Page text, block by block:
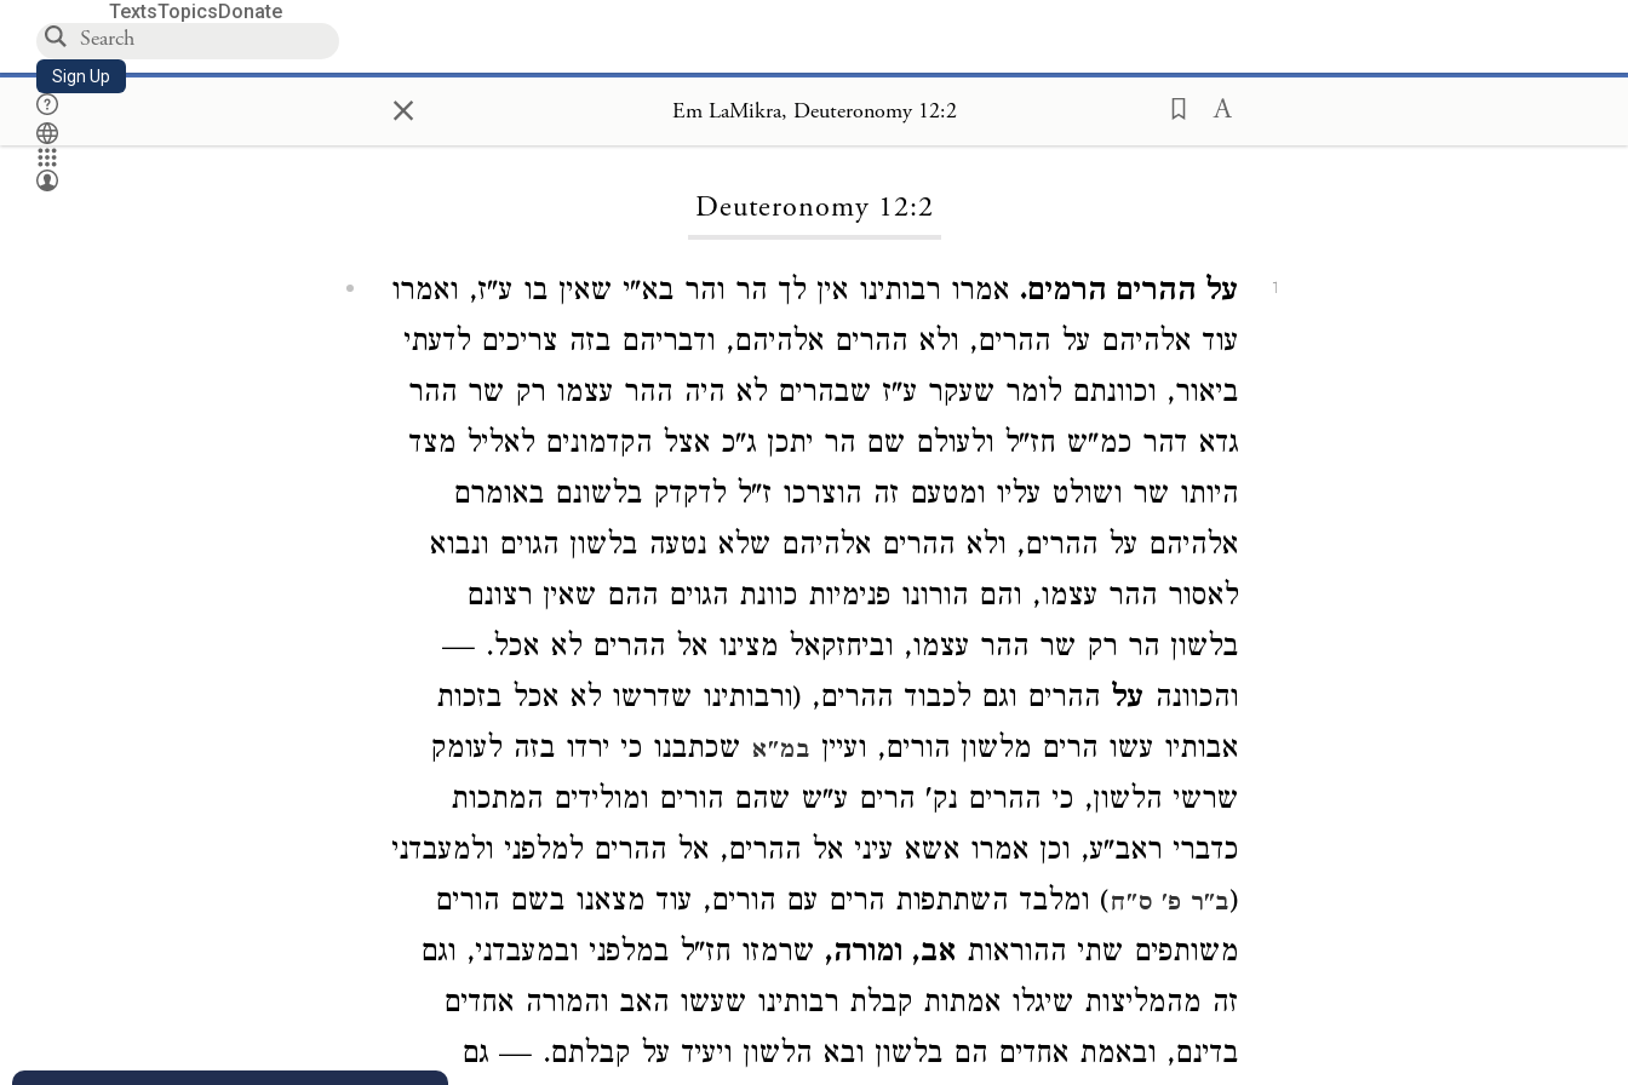
TextsTopicsDonate
Sign Up × Em LaMikra, Deuteronomy 12:2
Deuteronomy 12:2
1 על ההרים הרמים. אמרו רבותינו אין לך הר והר בא"י שאין בו ע"ז, ואמרו
עוד אלהיהם על ההרים, ולא ההרים אלהיהם, ודבריהם בזה צריכים לדעתי
ביאור, וכוונתם לומר שעקר ע"ז שבהרים לא היה ההר עצמו רק שר ההר
גדא דהר כמ"ש חז"ל ולעולם שם הר יתכן ג"כ אצל הקדמונים לאליל מצד
היותו שר ושולט עליו ומטעם זה הוצרכו ז"ל לדקדק בלשונם באומרם
אלהיהם על ההרים, ולא ההרים אלהיהם שלא נטעה בלשון הגוים ונבוא
לאסור ההר עצמו, והם הורונו פנימיות כוונת הגוים ההם שאין רצונם
בלשון הר רק שר ההר עצמו, וביחזקאל מצינו אל ההרים לא אכל. —
והכוונה על ההרים וגם לכבוד ההרים, (ורבותינו שדרשו לא אכל בזכות
אבותיו עשו הרים מלשון הורים, ועיין במ"א שכתבנו כי ירדו בזה לעומק
שרשי הלשון, כי ההרים נק' הרים ע"ש שהם הורים ומולידים המתכות
כדברי ראב"ע, וכן אמרו אשא עיני אל ההרים, אל ההרים למלפני ולמעבדני
(ב"ר פ' ס"ח) ומלבד השתתפות הרים עם הורים, עוד מצאנו בשם הורים
משותפים שתי ההוראות אב, ומורה, שרמזו חז"ל במלפני ובמעבדני, וגם
זה מהמליצות שיגלו אמתות קבלת רבותינו שעשו האב והמורה אחדים
בדינם, ובאמת אחדים הם בלשון ובא הלשון ויעיד על קבלתם. — גם